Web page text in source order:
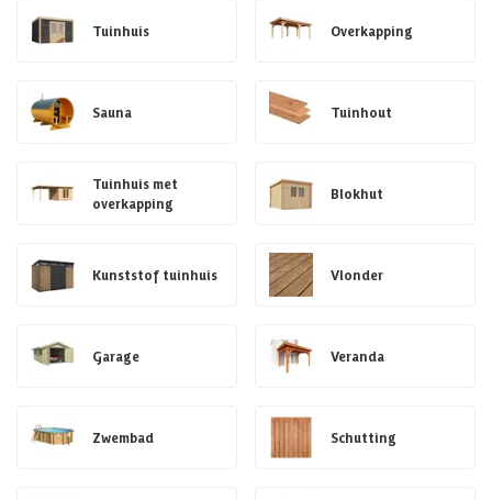
Tuinhuis Overkapping
Sauna Tuinhout
Tuinhuis met
overkapping
Blokhut
Kunststof tuinhuis Vlonder
Garage Veranda
Zwembad Schutting